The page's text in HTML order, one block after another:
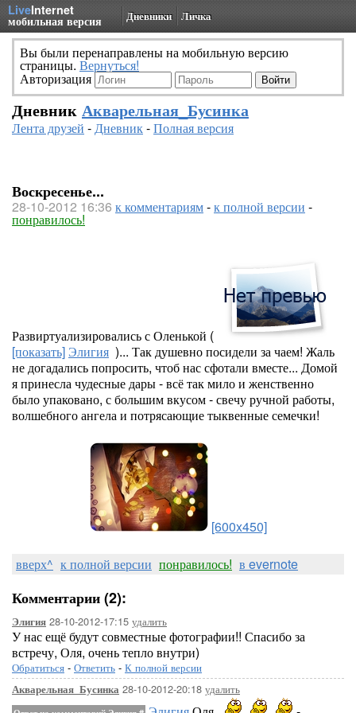
LiveInternet
мобильная версия Дневники Личка
Вы были перенаправлены на мобильную версию
страницы. Вернуться!
Авторизация
Дневник Акварельная_Бусинка
Лента друзей -Дневник-Полная версия
Воскресенье...
28-10-2012 16:36 к комментариям-к полной версии -
понравилось!
Развиртуализировались с Оленькой (
[показать] Элигия )... Так душевно посидели за чаем! Жаль
не догадались попросить, чтоб нас сфотали вместе... Домой
я принесла чудесные дары - всё так мило и женственно
было упаковано, с большим вкусом - свечу ручной работы,
волшебного ангела и потрясающие тыквенные семечки!
[600x450]
вверх^ к полной версии понравилось! в evernote
Комментарии (2):
Элигия 28-10-2012-17:15 удалить
У нас ещё будут совместные фотографии!! Спасибо за
встречу, Оля, очень тепло внутри)
Обратиться - Ответить - К полной версии
Акварельная_Бусинка 28-10-2012-20:18 удалить